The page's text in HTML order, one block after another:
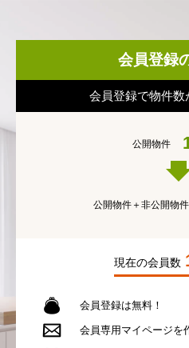
会員登録
会員登録で物件数
公開物件
公開物件＋非公開物件
現在の会員数
会員登録は無料！
会員専用 マイページを